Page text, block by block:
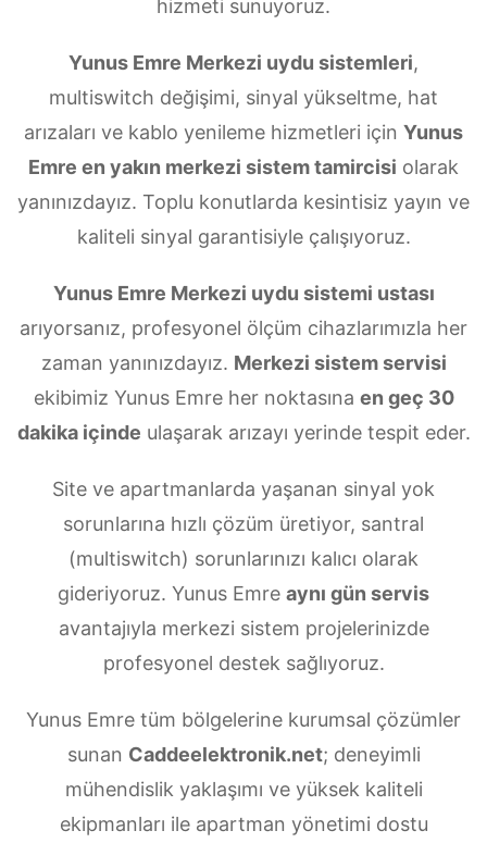
hizmeti sunuyoruz.
Yunus Emre Merkezi uydu sistemleri,
multiswitch değişimi, sinyal yükseltme, hat
arızaları ve kablo yenileme hizmetleri için Yunus
Emre en yakın merkezi sistem tamircisi olarak
yanınızdayız. Toplu konutlarda kesintisiz yayın ve
kaliteli sinyal garantisiyle çalışıyoruz.
Yunus Emre Merkezi uydu sistemi ustası
arıyorsanız, profesyonel ölçüm cihazlarımızla her
zaman yanınızdayız. Merkezi sistem servisi
ekibimiz Yunus Emre her noktasına en geç 30
dakika içinde ulaşarak arızayı yerinde tespit eder.
Site ve apartmanlarda yaşanan sinyal yok
sorunlarına hızlı çözüm üretiyor, santral
(multiswitch) sorunlarınızı kalıcı olarak
gideriyoruz. Yunus Emre aynı gün servis
avantajıyla merkezi sistem projelerinizde
profesyonel destek sağlıyoruz.
Yunus Emre tüm bölgelerine kurumsal çözümler
sunan Caddeelektronik.net; deneyimli
mühendislik yaklaşımı ve yüksek kaliteli
ekipmanları ile apartman yönetimi dostu